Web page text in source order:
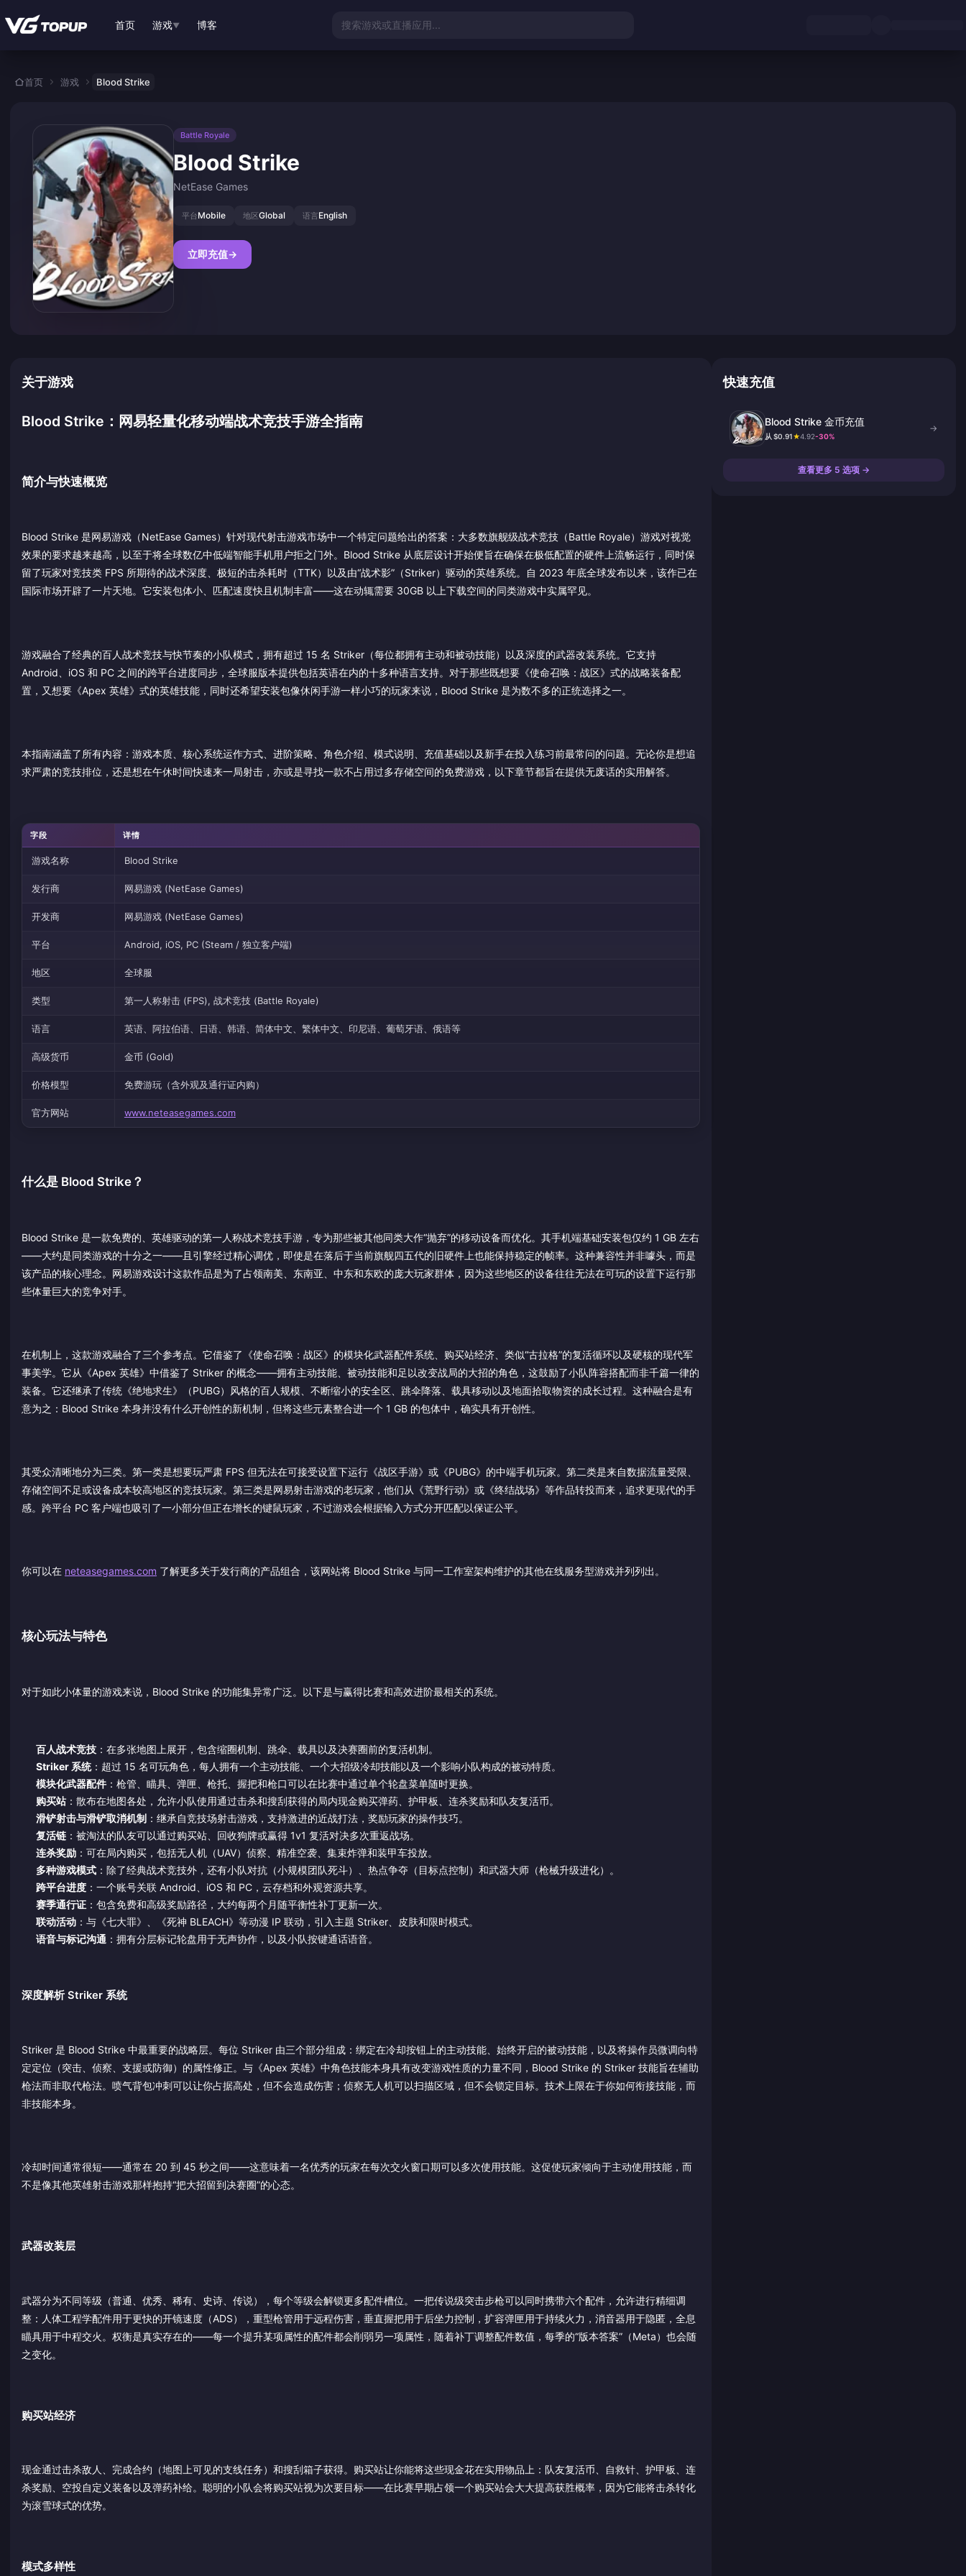
首页 游戏▼ 博客 搜索游戏或直播应用...
首页 游戏 Blood Strike
Battle Royale
Blood Strike
NetEase Games
平台Mobile 地区Global 语言English
立即充值→
关于游戏
Blood Strike：网易轻量化移动端战术竞技手游全指南
简介与快速概览
Blood Strike 是网易游戏（NetEase Games）针对现代射击游戏市场中一个特定问题给出的答案：大多数旗舰级战术竞技（Battle Royale）游戏对视觉
效果的要求越来越高，以至于将全球数亿中低端智能手机用户拒之门外。Blood Strike 从底层设计开始便旨在确保在极低配置的硬件上流畅运行，同时保
留了玩家对竞技类 FPS 所期待的战术深度、极短的击杀耗时（TTK）以及由“战术影”（Striker）驱动的英雄系统。自 2023 年底全球发布以来，该作已在
国际市场开辟了一片天地。它安装包体小、匹配速度快且机制丰富——这在动辄需要 30GB 以上下载空间的同类游戏中实属罕见。
游戏融合了经典的百人战术竞技与快节奏的小队模式，拥有超过 15 名 Striker（每位都拥有主动和被动技能）以及深度的武器改装系统。它支持
Android、iOS 和 PC 之间的跨平台进度同步，全球服版本提供包括英语在内的十多种语言支持。对于那些既想要《使命召唤：战区》式的战略装备配
置，又想要《Apex 英雄》式的英雄技能，同时还希望安装包像休闲手游一样小巧的玩家来说，Blood Strike 是为数不多的正统选择之一。
本指南涵盖了所有内容：游戏本质、核心系统运作方式、进阶策略、角色介绍、模式说明、充值基础以及新手在投入练习前最常问的问题。无论你是想追
求严肃的竞技排位，还是想在午休时间快速来一局射击，亦或是寻找一款不占用过多存储空间的免费游戏，以下章节都旨在提供无废话的实用解答。
字段 详情
游戏名称 Blood Strike
发行商 网易游戏 (NetEase Games)
开发商 网易游戏 (NetEase Games)
平台 Android, iOS, PC (Steam / 独立客户端)
地区 全球服
类型 第一人称射击 (FPS), 战术竞技 (Battle Royale)
语言 英语、阿拉伯语、日语、韩语、简体中文、繁体中文、印尼语、葡萄牙语、俄语等
高级货币 金币 (Gold)
价格模型 免费游玩（含外观及通行证内购）
官方网站 www.neteasegames.com
什么是 Blood Strike？
Blood Strike 是一款免费的、英雄驱动的第一人称战术竞技手游，专为那些被其他同类大作“抛弃”的移动设备而优化。其手机端基础安装包仅约 1 GB 左右
——大约是同类游戏的十分之一——且引擎经过精心调优，即使是在落后于当前旗舰四五代的旧硬件上也能保持稳定的帧率。这种兼容性并非噱头，而是
该产品的核心理念。网易游戏设计这款作品是为了占领南美、东南亚、中东和东欧的庞大玩家群体，因为这些地区的设备往往无法在可玩的设置下运行那
些体量巨大的竞争对手。
在机制上，这款游戏融合了三个参考点。它借鉴了《使命召唤：战区》的模块化武器配件系统、购买站经济、类似“古拉格”的复活循环以及硬核的现代军
事美学。它从《Apex 英雄》中借鉴了 Striker 的概念——拥有主动技能、被动技能和足以改变战局的大招的角色，这鼓励了小队阵容搭配而非千篇一律的
装备。它还继承了传统《绝地求生》（PUBG）风格的百人规模、不断缩小的安全区、跳伞降落、载具移动以及地面拾取物资的成长过程。这种融合是有
意为之：Blood Strike 本身并没有什么开创性的新机制，但将这些元素整合进一个 1 GB 的包体中，确实具有开创性。
其受众清晰地分为三类。第一类是想要玩严肃 FPS 但无法在可接受设置下运行《战区手游》或《PUBG》的中端手机玩家。第二类是来自数据流量受限、
存储空间不足或设备成本较高地区的竞技玩家。第三类是网易射击游戏的老玩家，他们从《荒野行动》或《终结战场》等作品转投而来，追求更现代的手
感。跨平台 PC 客户端也吸引了一小部分但正在增长的键鼠玩家，不过游戏会根据输入方式分开匹配以保证公平。
你可以在 neteasegames.com 了解更多关于发行商的产品组合，该网站将 Blood Strike 与同一工作室架构维护的其他在线服务型游戏并列列出。
核心玩法与特色
对于如此小体量的游戏来说，Blood Strike 的功能集异常广泛。以下是与赢得比赛和高效进阶最相关的系统。
百人战术竞技：在多张地图上展开，包含缩圈机制、跳伞、载具以及决赛圈前的复活机制。
Striker 系统：超过 15 名可玩角色，每人拥有一个主动技能、一个大招级冷却技能以及一个影响小队构成的被动特质。
模块化武器配件：枪管、瞄具、弹匣、枪托、握把和枪口可以在比赛中通过单个轮盘菜单随时更换。
购买站：散布在地图各处，允许小队使用通过击杀和搜刮获得的局内现金购买弹药、护甲板、连杀奖励和队友复活币。
滑铲射击与滑铲取消机制：继承自竞技场射击游戏，支持激进的近战打法，奖励玩家的操作技巧。
复活链：被淘汰的队友可以通过购买站、回收狗牌或赢得 1v1 复活对决多次重返战场。
连杀奖励：可在局内购买，包括无人机（UAV）侦察、精准空袭、集束炸弹和装甲车投放。
多种游戏模式：除了经典战术竞技外，还有小队对抗（小规模团队死斗）、热点争夺（目标点控制）和武器大师（枪械升级进化）。
跨平台进度：一个账号关联 Android、iOS 和 PC，云存档和外观资源共享。
赛季通行证：包含免费和高级奖励路径，大约每两个月随平衡性补丁更新一次。
联动活动：与《七大罪》、《死神 BLEACH》等动漫 IP 联动，引入主题 Striker、皮肤和限时模式。
语音与标记沟通 ：拥有分层标记轮盘用于无声协作，以及小队按键通话语音。
深度解析 Striker 系统
Striker 是 Blood Strike 中最重要的战略层。每位 Striker 由三个部分组成：绑定在冷却按钮上的主动技能、始终开启的被动技能，以及将操作员微调向特
定定位（突击、侦察、支援或防御）的属性修正。与《Apex 英雄》中角色技能本身具有改变游戏性质的力量不同，Blood Strike 的 Striker 技能旨在辅助
枪法而非取代枪法。喷气背包冲刺可以让你占据高处，但不会造成伤害；侦察无人机可以扫描区域，但不会锁定目标。技术上限在于你如何衔接技能，而
非技能本身。
冷却时间通常很短——通常在 20 到 45 秒之间——这意味着一名优秀的玩家在每次交火窗口期可以多次使用技能。这促使玩家倾向于主动使用技能，而
不是像其他英雄射击游戏那样抱持“把大招留到决赛圈”的心态。
武器改装层
武器分为不同等级（普通、优秀、稀有、史诗、传说），每个等级会解锁更多配件槽位。一把传说级突击步枪可以同时携带六个配件，允许进行精细调
整：人体工程学配件用于更快的开镜速度（ADS），重型枪管用于远程伤害，垂直握把用于后坐力控制，扩容弹匣用于持续火力，消音器用于隐匿，全息
瞄具用于中程交火。权衡是真实存在的——每一个提升某项属性的配件都会削弱另一项属性，随着补丁调整配件数值，每季的“版本答案”（Meta）也会随
之变化。
购买站经济
现金通过击杀敌人、完成合约（地图上可见的支线任务）和搜刮箱子获得。购买站让你能将这些现金花在实用物品上：队友复活币、自救针、护甲板、连
杀奖励、空投自定义装备以及弹药补给。聪明的小队会将购买站视为次要目标——在比赛早期占领一个购买站会大大提高获胜概率，因为它能将击杀转化
为滚雪球式的优势。
模式多样性
快速充值
Blood Strike 金币充值
从 $0.91★4.92-30%
→
查看更多 5 选项 →